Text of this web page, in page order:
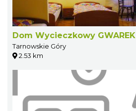
Dom Wycieczkowy GWAREK
Tarnowskie Góry
2.53 km